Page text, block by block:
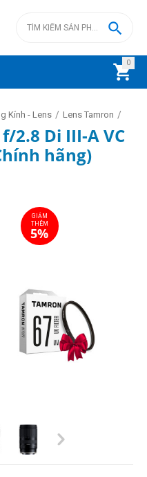
0


Kính - Lens / Lens Tamron /
2.8 Di III-A VC
hãng)